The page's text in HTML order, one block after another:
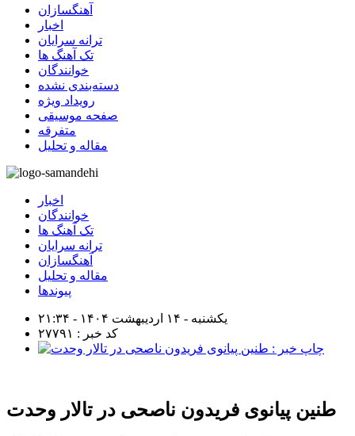
آهنگسازان
اخبار
ترانه سرایان
تک آهنگ ها
خوانندگان
دسته‌بندی نشده
رویداد ویژه
صفحه موسیقی
متفرقه
مقاله و تحلیل
اخبار
خوانندگان
تک آهنگ ها
ترانه سرایان
آهنگسازان
مقاله و تحلیل
پیوندها
یکشنبه - ۱۴ اردیبهشت ۱۴۰۴ - ۲۱:۳۴
کد خبر : ۲۷۷۹۱
طنین پیانوی فریدون ناصحی در تالار وحدت